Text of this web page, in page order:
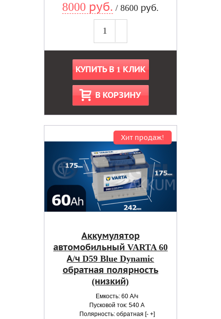
8000 руб. / 8600 руб.
КУПИТЬ В 1 КЛИК
В КОРЗИНУ
Хит продаж!
Аккумулятор
автомобильный VARTA 60
А/ч D59 Blue Dynamic
обратная полярность
(низкий)
Емкость: 60 А/ч
Пусковой ток: 540 А
Полярность: обратная [- +]